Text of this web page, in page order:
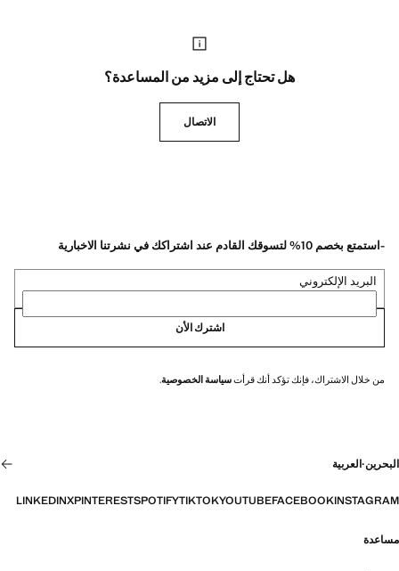
هل تحتاج إلى مزيد من المساعدة؟
الاتصال
-استمتع بخصم 10% لتسوقك القادم عند اشتراكك في نشرتنا الاخبارية
البريد الإلكتروني
اشترك الأن
من خلال الاشتراك، فإنك تؤكد أنك قرأتسياسة الخصوصية.
البحرين·العربية
INSTAGRAM
FACEBOOK
YOUTUBE
TIKTOK
SPOTIFY
PINTEREST
X
LINKEDIN
مساعدة